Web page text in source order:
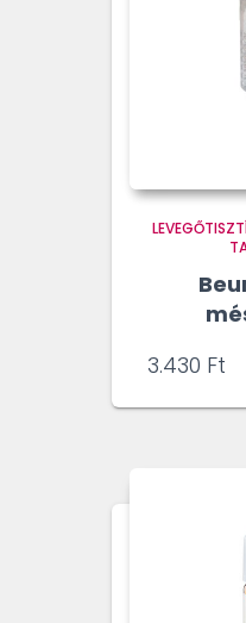
3.430 Ft